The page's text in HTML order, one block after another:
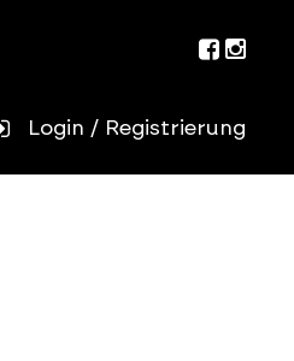
Login / Registrierung